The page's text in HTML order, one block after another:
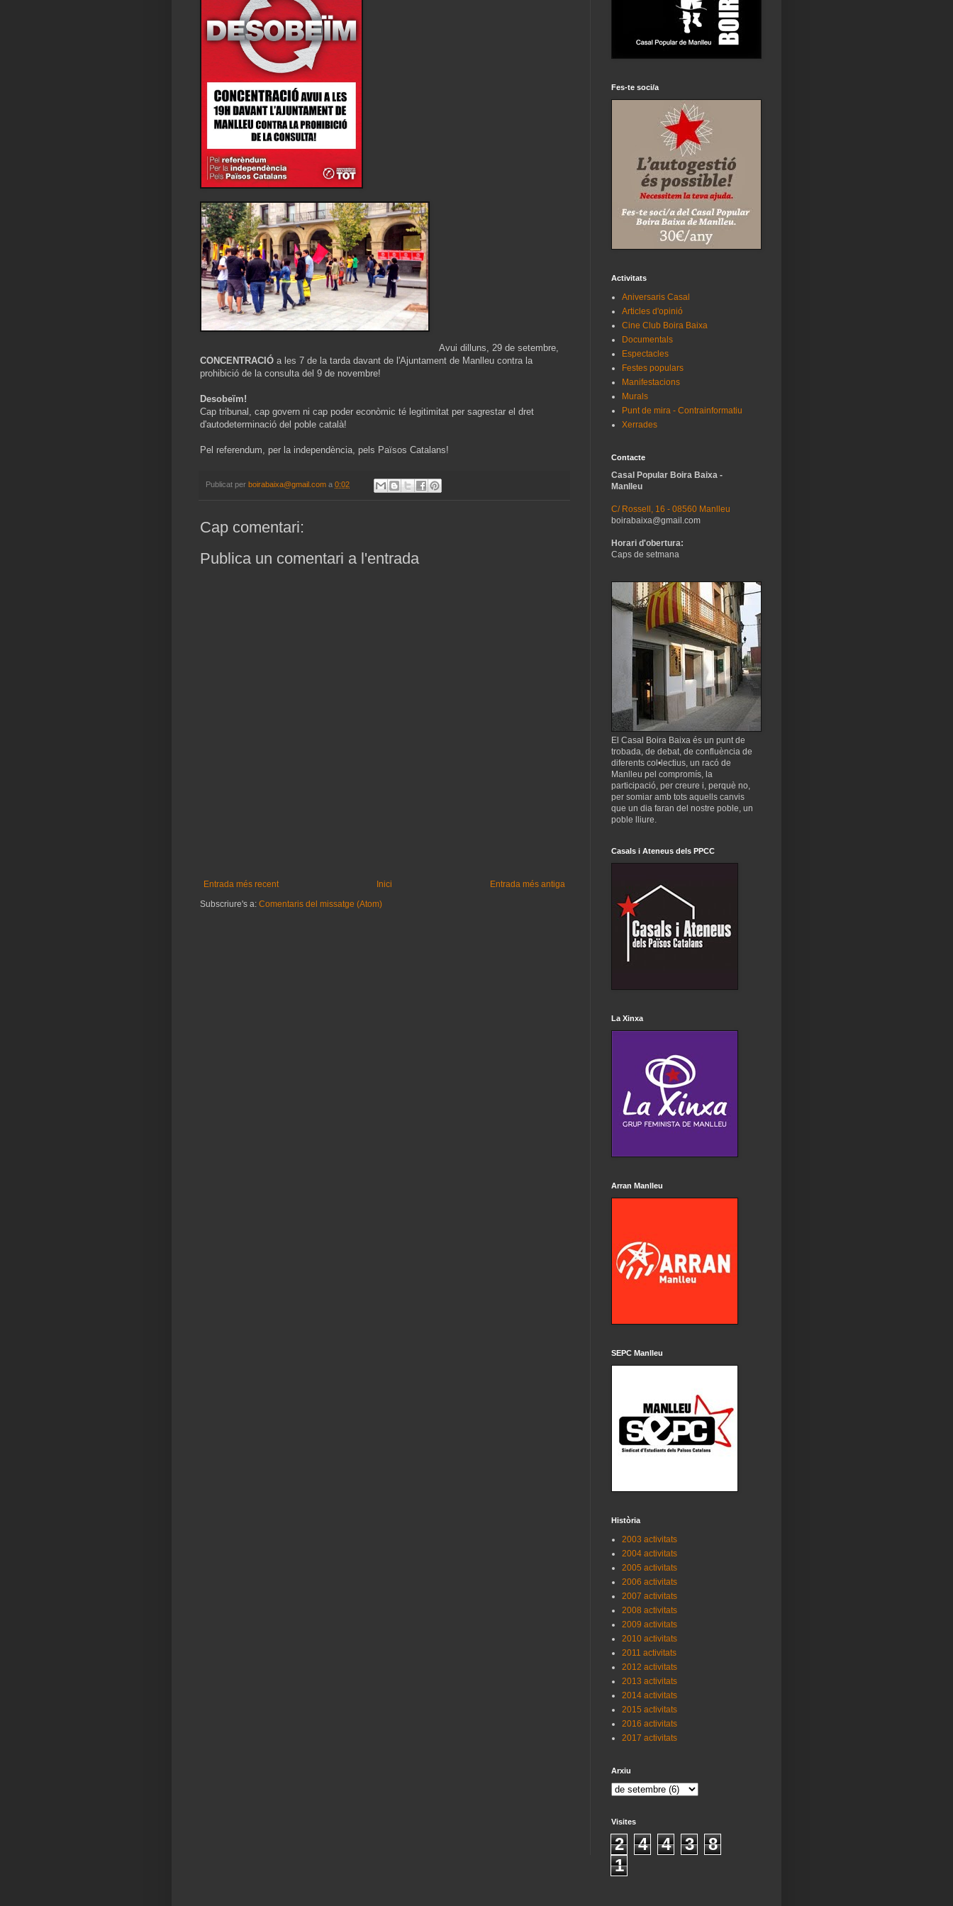
Avui dilluns, 29 de setembre,
CONCENTRACIÓ a les 7 de la tarda davant de l'Ajuntament de Manlleu contra la
prohibició de la consulta del 9 de novembre!
Desobeïm!
Cap tribunal, cap govern ni cap poder econòmic té legitimitat per sagrestar el dret
d'autodeterminació del poble català!
Pel referendum, per la independència, pels Països Catalans!
Publicat per boirabaixa@gmail.com a 0:02
Cap comentari:
Publica un comentari a l'entrada
Entrada més recent Entrada més antiga
Inici
Subscriure's a: Comentaris del missatge (Atom)
Fes-te soci/a
Activitats
Aniversaris Casal
Articles d'opinió
Cine Club Boira Baixa
Documentals
Espectacles
Festes populars
Manifestacions
Murals
Punt de mira - Contrainformatiu
Xerrades
Contacte
Casal Popular Boira Baixa -
Manlleu
C/ Rossell, 16 - 08560 Manlleu
boirabaixa@gmail.com
Horari d'obertura:
Caps de setmana
El Casal Boira Baixa és un punt de
trobada, de debat, de confluència de
diferents col•lectius, un racó de
Manlleu pel compromís, la
participació, per creure i, perquè no,
per somiar amb tots aquells canvis
que un dia faran del nostre poble, un
poble lliure.
Casals i Ateneus dels PPCC
La Xinxa
Arran Manlleu
SEPC Manlleu
Història
2003 activitats
2004 activitats
2005 activitats
2006 activitats
2007 activitats
2008 activitats
2009 activitats
2010 activitats
2011 activitats
2012 activitats
2013 activitats
2014 activitats
2015 activitats
2016 activitats
2017 activitats
Arxiu
Visites
2 4 4 3
8
1